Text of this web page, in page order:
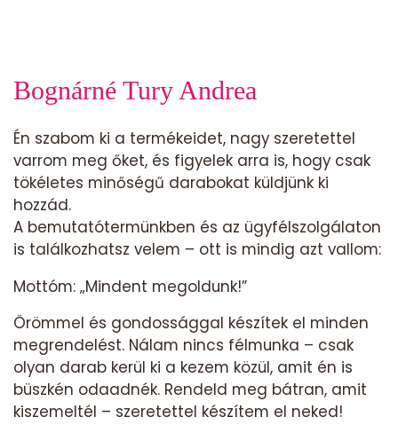
Bognárné Tury Andrea
Én szabom ki a termékeidet, nagy szeretettel
varrom meg őket, és figyelek arra is, hogy csak
tökéletes minőségű darabokat küldjünk ki
hozzád.
A bemutatótermünkben és az ügyfélszolgálaton
is találkozhatsz velem – ott is mindig azt vallom:
Mottóm: „Mindent megoldunk!”
Örömmel és gondossággal készítek el minden
megrendelést. Nálam nincs félmunka – csak
olyan darab kerül ki a kezem közül, amit én is
büszkén odaadnék. Rendeld meg bátran, amit
kiszemeltél – szeretettel készítem el neked!